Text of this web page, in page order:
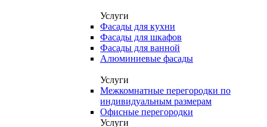
Услуги
Фасады для кухни
Фасады для шкафов
Фасады для ванной
Алюминиевые фасады
Услуги
Межкомнатные перегородки по
индивидуальным размерам
Офисные перегородки
Услуги